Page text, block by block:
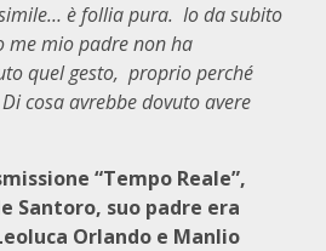
è follia pura. Io da subito
me mio padre non ha
quel gesto, proprio perché
cosa avrebbe dovuto avere
“Tempo Reale”,
Santoro, suo padre era
Orlando e Manlio